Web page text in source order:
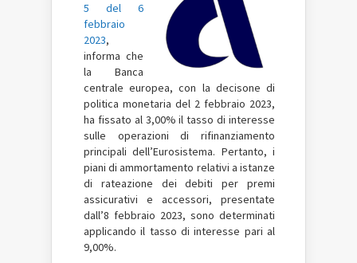
5 del 6
febbraio
2023,
informa che
la Banca
centrale europea, con la decisone di
politica monetaria del 2 febbraio 2023,
ha fissato al 3,00% il tasso di interesse
sulle operazioni di rifinanziamento
principali dell’Eurosistema. Pertanto, i
piani di ammortamento relativi a istanze
di rateazione dei debiti per premi
assicurativi e accessori, presentate
dall’8 febbraio 2023, sono determinati
applicando il tasso di interesse pari al
9,00%.